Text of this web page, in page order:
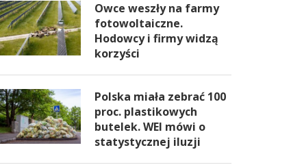
Owce weszły na farmy
fotowoltaiczne.
Hodowcy i firmy widzą
korzyści
Polska miała zebrać 100
proc. plastikowych
butelek. WEI mówi o
statystycznej iluzji